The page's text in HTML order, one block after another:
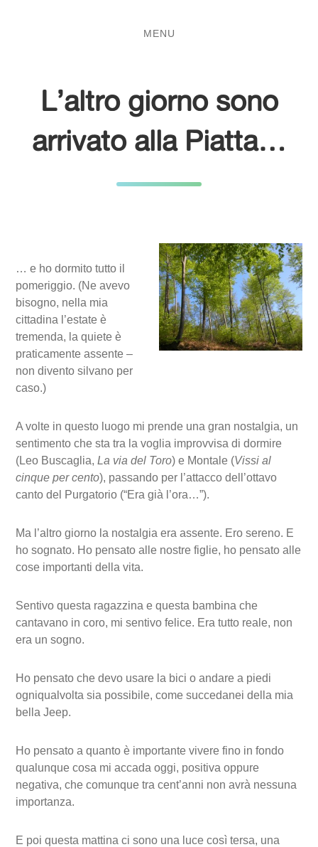
MENU
L’altro giorno sono
arrivato alla Piatta…
… e ho dormito tutto il
pomeriggio. (Ne avevo
bisogno, nella mia
cittadina l’estate è
tremenda, la quiete è
praticamente assente –
non divento silvano per
caso.)
A volte in questo luogo mi prende una gran nostalgia, un
sentimento che sta tra la voglia improvvisa di dormire
(Leo Buscaglia,La via del Toro) e Montale (Vissi al
cinque per cento), passando per l’attacco dell’ottavo
canto del Purgatorio (“Era già l’ora…”).
Ma l’altro giorno la nostalgia era assente. Ero sereno. E
ho sognato. Ho pensato alle nostre figlie, ho pensato alle
cose importanti della vita.
Sentivo questa ragazzina e questa bambina che
cantavano in coro, mi sentivo felice. Era tutto reale, non
era un sogno.
Ho pensato che devo usare la bici o andare a piedi
ogniqualvolta sia possibile, come succedanei della mia
bella Jeep.
Ho pensato a quanto è importante vivere fino in fondo
qualunque cosa mi accada oggi, positiva oppure
negativa, che comunque tra cent’anni non avrà nessuna
importanza.
E poi questa mattina ci sono una luce così tersa, una